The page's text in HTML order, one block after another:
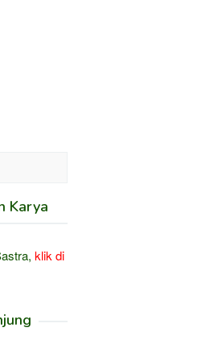
Karya
klik di